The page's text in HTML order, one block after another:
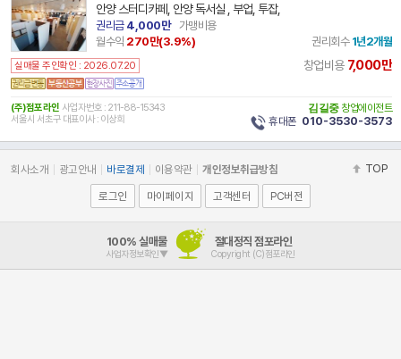
안양 스터디카페, 안양 독서실 , 부업, 투잡,
권리금4,000만
가맹비용
월수익 270만(3.9%) 권리회수 1년2개월
실매물 주인확인 : 2026.07.20 창업비용 7,000만
(주)점포라인 사업자번호 : 211-88-15343
서울시 서초구 대표이사 : 이상희
김길중 창업에이전트
휴대폰 010-3530-3573
회사소개 광고안내 바로결제 이용약관 개인정보취급방침 TOP
로그인 마이페이지 고객센터 PC버전
100% 실매물
사업자정보확인▼
절대정직 점포라인
Copyright (C)점포라인